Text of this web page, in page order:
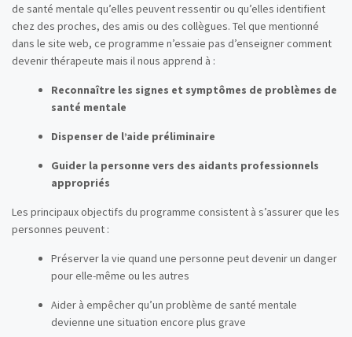
de santé mentale qu’elles peuvent ressentir ou qu’elles identifient
chez des proches, des amis ou des collègues. Tel que mentionné
dans le site web, ce programme n’essaie pas d’enseigner comment
devenir thérapeute mais il nous apprend à :
Reconnaître les signes et symptômes de problèmes de
santé mentale
Dispenser de l’aide préliminaire
Guider la personne vers des aidants professionnels
appropriés
Les principaux objectifs du programme consistent à s’assurer que les
personnes peuvent :
Préserver la vie quand une personne peut devenir un danger
pour elle-même ou les autres
Aider à empêcher qu’un problème de santé mentale
devienne une situation encore plus grave